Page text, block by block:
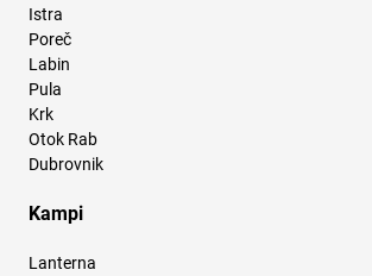
Istra
Poreč
Labin
Pula
Krk
Otok Rab
Dubrovnik
Kampi
Lanterna